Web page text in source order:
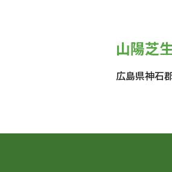
山陽芝
広島県神石